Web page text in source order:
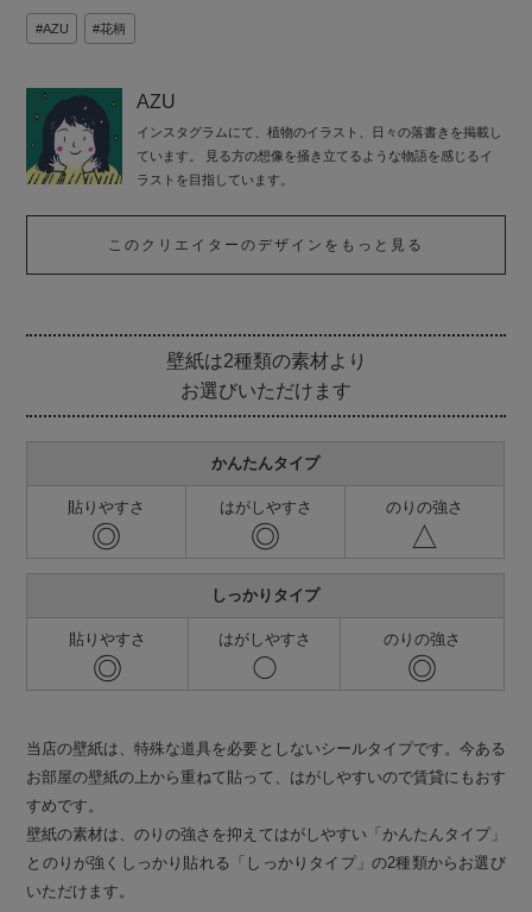
AZU 花柄
AZU
インスタグラムにて、植物のイラスト、日々の落書きを掲載し
ています。 見る方の想像を掻き立てるような物語を感じるイ
ラストを目指しています。
このクリエイターのデザインをもっと見る
壁紙は2種類の素材より
お選びいただけます
かんたんタイプ
貼りやすさ
◎
はがしやすさ
◎
のりの強さ
△
しっかりタイプ
貼りやすさ
◎
はがしやすさ
◯
のりの強さ
◎
当店の壁紙は、特殊な道具を必要としないシールタイプです。今ある
お部屋の壁紙の上から重ねて貼って、はがしやすいので賃貸にもおす
すめです。
壁紙の素材は、のりの強さを抑えてはがしやすい「かんたんタイプ」
とのりが強くしっかり貼れる「しっかりタイプ」の2種類からお選び
いただけます。